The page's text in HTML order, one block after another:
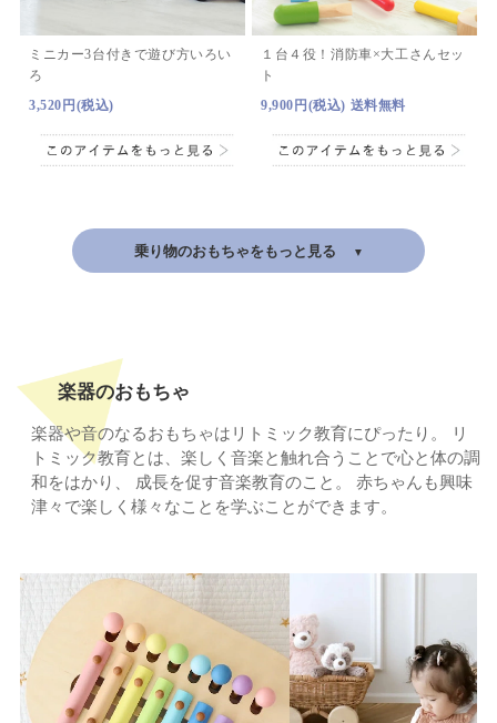
ミニカー3台付きで遊び方いろい
ろ
3,520円(税込)
１台４役！消防車×大工さんセッ
ト
9,900円(税込) 送料無料
乗り物のおもちゃをもっと見る
楽器のおもちゃ
楽器や音のなるおもちゃはリトミック教育にぴったり。
リ
トミック教育とは、楽しく音楽と触れ合うことで心と体の調
和をはかり、 成長を促す音楽教育のこと。
赤ちゃんも興味
津々で楽しく様々なことを学ぶことができます。